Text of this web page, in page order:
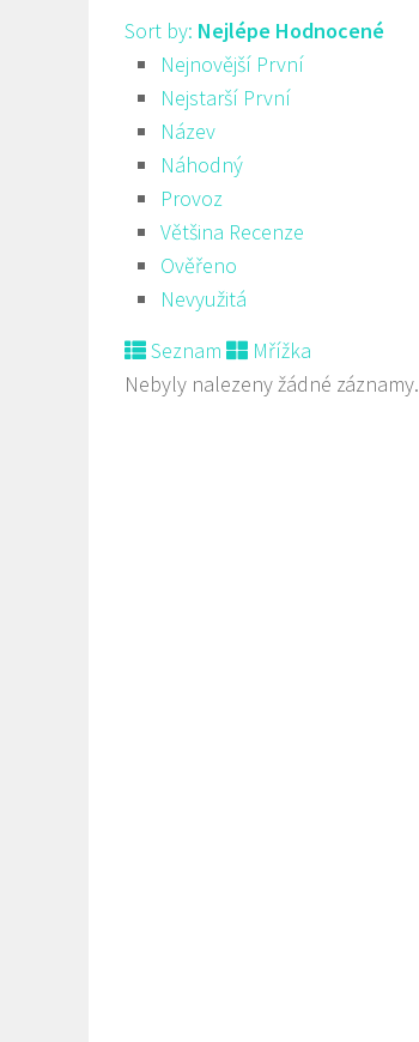
Sort by: Nejlépe Hodnocené
Nejnovější První
Nejstarší První
Název
Náhodný
Provoz
Většina Recenze
Ověřeno
Nevyužitá
Seznam
Mřížka
Nebyly nalezeny žádné záznamy.